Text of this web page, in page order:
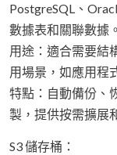
PostgreSQL、
數據表和關聯數據。
用途：適合需要結
用場景，如應用程
特點：自動備份、
製，提供按需擴展
S3 儲存桶：